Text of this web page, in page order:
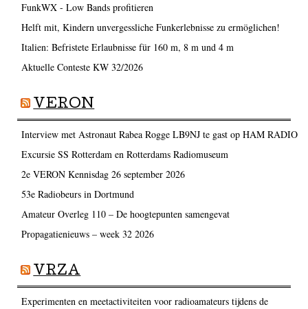
FunkWX - Low Bands profitieren
Helft mit, Kindern unvergessliche Funkerlebnisse zu ermöglichen!
Italien: Befristete Erlaubnisse für 160 m, 8 m und 4 m
Aktuelle Conteste KW 32/2026
VERON
Interview met Astronaut Rabea Rogge LB9NJ te gast op HAM RADIO
Excursie SS Rotterdam en Rotterdams Radiomuseum
2e VERON Kennisdag 26 september 2026
53e Radiobeurs in Dortmund
Amateur Overleg 110 – De hoogtepunten samengevat
Propagatienieuws – week 32 2026
VRZA
Experimenten en meetactiviteiten voor radioamateurs tijdens de